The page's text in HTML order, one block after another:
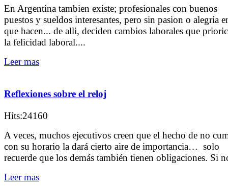
En Argentina tambien existe; profesionales con buenos
puestos y sueldos interesantes, pero sin pasion o alegria
que hacen... de alli, deciden cambios laborales que
la felicidad laboral....
Leer mas
Reflexiones sobre el reloj
Hits:24160
A veces, muchos ejecutivos creen que el hecho de no
con su horario la dará cierto aire de importancia… solo
recuerde que los demás también tienen obligaciones. Si
Leer mas